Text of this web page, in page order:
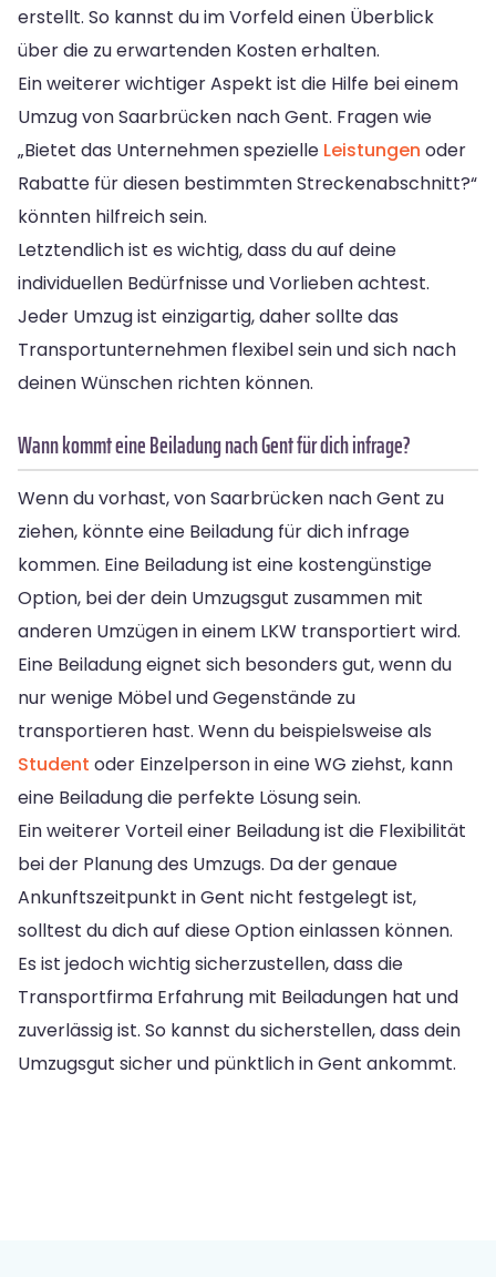
erstellt. So kannst du im Vorfeld einen Überblick
über die zu erwartenden Kosten erhalten.
Ein weiterer wichtiger Aspekt ist die Hilfe bei einem
Umzug von Saarbrücken nach Gent. Fragen wie
„Bietet das Unternehmen spezielle Leistungen oder
Rabatte für diesen bestimmten Streckenabschnitt?“
könnten hilfreich sein.
Letztendlich ist es wichtig, dass du auf deine
individuellen Bedürfnisse und Vorlieben achtest.
Jeder Umzug ist einzigartig, daher sollte das
Transportunternehmen flexibel sein und sich nach
deinen Wünschen richten können.
Wann kommt eine Beiladung nach Gent für dich infrage?
Wenn du vorhast, von Saarbrücken nach Gent zu
ziehen, könnte eine Beiladung für dich infrage
kommen. Eine Beiladung ist eine kostengünstige
Option, bei der dein Umzugsgut zusammen mit
anderen Umzügen in einem LKW transportiert wird.
Eine Beiladung eignet sich besonders gut, wenn du
nur wenige Möbel und Gegenstände zu
transportieren hast. Wenn du beispielsweise als
Student oder Einzelperson in eine WG ziehst, kann
eine Beiladung die perfekte Lösung sein.
Ein weiterer Vorteil einer Beiladung ist die Flexibilität
bei der Planung des Umzugs. Da der genaue
Ankunftszeitpunkt in Gent nicht festgelegt ist,
solltest du dich auf diese Option einlassen können.
Es ist jedoch wichtig sicherzustellen, dass die
Transportfirma Erfahrung mit Beiladungen hat und
zuverlässig ist. So kannst du sicherstellen, dass dein
Umzugsgut sicher und pünktlich in Gent ankommt.